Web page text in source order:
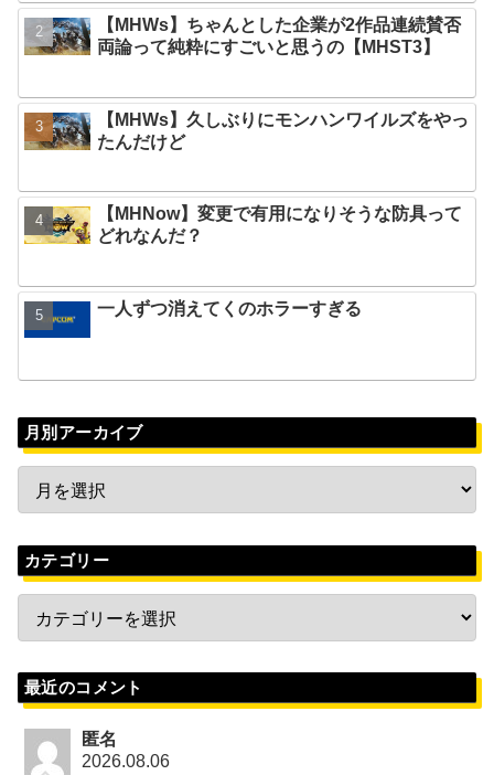
【MHWs】ちゃんとした企業が2作品連続賛否
両論って純粋にすごいと思うの【MHST3】
【MHWs】久しぶりにモンハンワイルズをやっ
たんだけど
【MHNow】変更で有用になりそうな防具って
どれなんだ？
一人ずつ消えてくのホラーすぎる
月別アーカイブ
カテゴリー
最近のコメント
匿名
2026.08.06